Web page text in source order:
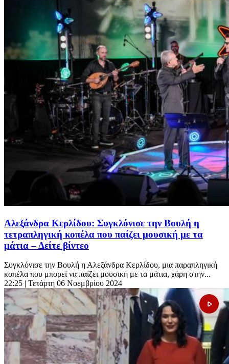
Αλεξάνδρα Κερλίδου: Συγκλόνισε την Βουλή η
τετραπληγική κοπέλα που παίζει μουσική με τα
μάτια – Δείτε βίντεο
Συγκλόνισε την Βουλή η Αλεξάνδρα Κερλίδου, μια παραπληγική
κοπέλα που μπορεί να παίζει μουσική με τα μάτια, χάρη στην...
22:25 | Τετάρτη 06 Νοεμβρίου 2024